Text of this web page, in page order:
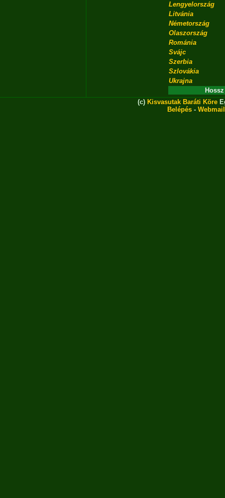
Lengyelország
Litvánia
Németország
Olaszország
Románia
Svájc
Szerbia
Szlovákia
Ukrajna
(c) Kisvasutak Baráti Köre
Belépés - Webmail